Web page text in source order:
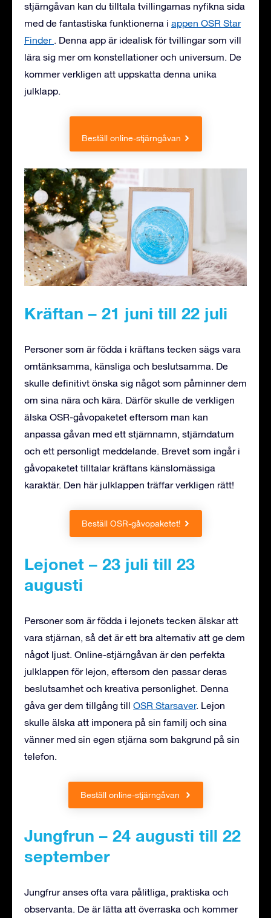
stjärngåvan kan du tilltala tvillingarnas nyfikna sida
med de fantastiska funktionerna i appen OSR Star
Finder . Denna app är idealisk för tvillingar som vill
lära sig mer om konstellationer och universum. De
kommer verkligen att uppskatta denna unika
julklapp.
Beställ online-stjärngåvan
Kräftan – 21 juni till 22 juli
Personer som är födda i kräftans tecken sägs vara
omtänksamma, känsliga och beslutsamma. De
skulle definitivt önska sig något som påminner dem
om sina nära och kära. Därför skulle de verkligen
älska OSR-gåvopaketet eftersom man kan
anpassa gåvan med ett stjärnnamn, stjärndatum
och ett personligt meddelande. Brevet som ingår i
gåvopaketet tilltalar kräftans känslomässiga
karaktär. Den här julklappen träffar verkligen rätt!
Beställ OSR-gåvopaketet!
Lejonet – 23 juli till 23
augusti
Personer som är födda i lejonets tecken älskar att
vara stjärnan, så det är ett bra alternativ att ge dem
något ljust. Online-stjärngåvan är den perfekta
julklappen för lejon, eftersom den passar deras
beslutsamhet och kreativa personlighet. Denna
gåva ger dem tillgång till OSR Starsaver. Lejon
skulle älska att imponera på sin familj och sina
vänner med sin egen stjärna som bakgrund på sin
telefon.
Beställ online-stjärngåvan
Jungfrun – 24 augusti till 22
september
Jungfrur anses ofta vara pålitliga, praktiska och
observanta. De är lätta att överraska och kommer